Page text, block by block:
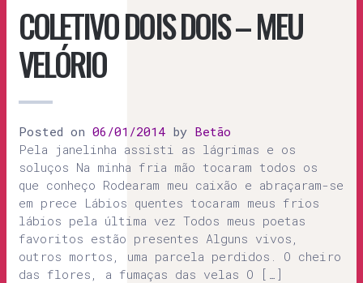
COLETIVO DOIS DOIS – MEU
VELÓRIO
Posted on 06/01/2014 by Betão
Pela janelinha assisti as lágrimas e os
soluços Na minha fria mão tocaram todos os
que conheço Rodearam meu caixão e abraçaram-se
em prece Lábios quentes tocaram meus frios
lábios pela última vez Todos meus poetas
favoritos estão presentes Alguns vivos,
outros mortos, uma parcela perdidos. O cheiro
das flores, a fumaças das velas O […]